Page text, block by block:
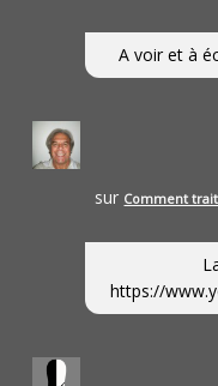
A voir et à
sur Comment
https://